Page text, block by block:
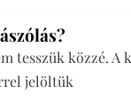
tesszük közzé. A
jelöltük